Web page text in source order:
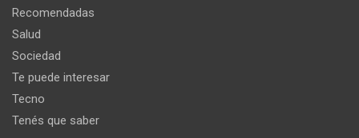
Recomendadas
Salud
Sociedad
Te puede interesar
Tecno
Tenés que saber